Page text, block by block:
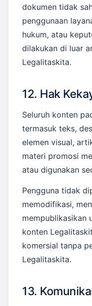
dokumen tidak
penggunaan
hukum, atau
dilakukan di luar
Legalitaskita.
12. Hak
Seluruh konten
termasuk teks,
elemen visual,
materi promosi
atau digunakan
Pengguna tidak
memodifikasi,
mempublikasikan
konten
komersial tanpa
Legalitaskita.
13.